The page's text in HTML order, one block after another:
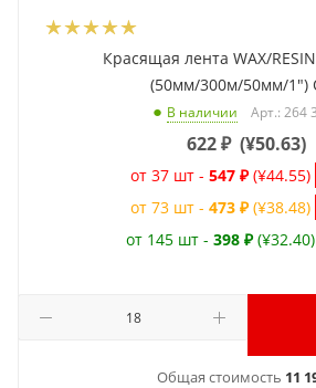
Красящая лента WAX/
(50мм/300м/50мм/1")
В наличии Арт.: 264
622₽ (¥50.63)
от 37 шт - 547 ₽ (¥44.55)
от 73 шт - 473 ₽ (¥38.48)
от 145 шт - 398 ₽ (¥32.40)
Общая стоимость 11